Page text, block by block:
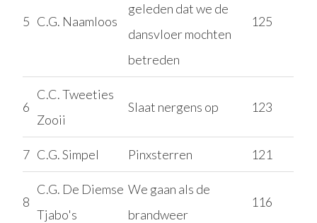
5 C.G. Naamloos
geleden dat we de
dansvloer mochten
betreden
125
6
C.C. Tweeties
Zooii
Slaat nergens op 123
7 C.G. Simpel Pinxsterren 121
8
C.G. De Diemse
Tjabo's
We gaan als de
brandweer
116